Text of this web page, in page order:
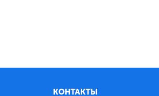
КОНТАКТЫ